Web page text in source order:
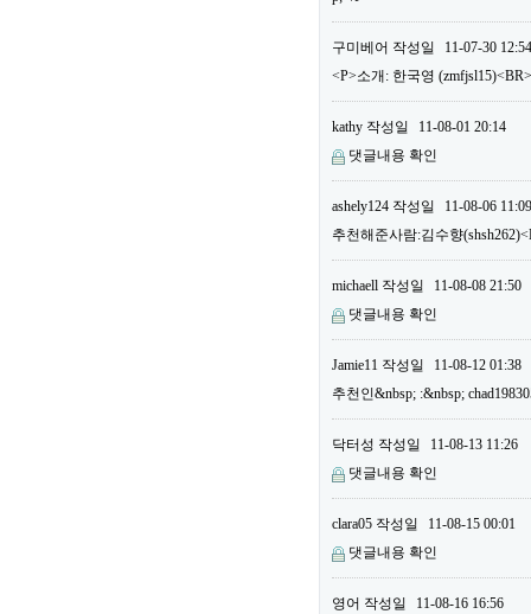
구미베어 작성일
11-07-30 12:54
<P>소개: 한국영
kathy 작성일
11-08-01 20:14
댓글내용 확인
ashely124 작성일
11-08-06 11:09
추천해준사람:김수향
michaell 작성일
11-08-08 21:50
댓글내용 확인
Jamie11 작성일
11-08-12 01:38
추천인&nbsp; :&nbsp;
닥터성 작성일
11-08-13 11:26
댓글내용 확인
clara05 작성일
11-08-15 00:01
댓글내용 확인
영어 작성일 11-08-16 16:56